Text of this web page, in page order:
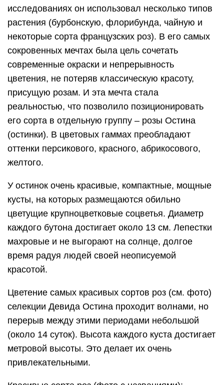
исследованиях он использовал несколько типов
растения (бурбонскую, флорибунда, чайную и
некоторые сорта французских роз). В его самых
сокровенных мечтах была цель сочетать
современные окраски и непрерывность
цветения, не потеряв классическую красоту,
присущую розам. И эта мечта стала
реальностью, что позволило позиционировать
его сорта в отдельную группу – розы Остина
(остинки). В цветовых гаммах преобладают
оттенки персикового, красного, абрикосового,
желтого.
У остинок очень красивые, компактные, мощные
кусты, на которых размещаются обильно
цветущие крупноцветковые соцветья. Диаметр
каждого бутона достигает около 13 см. Лепестки
махровые и не выгорают на солнце, долгое
время радуя людей своей неописуемой
красотой.
Цветение самых красивых сортов роз (см. фото)
селекции Девида Остина проходит волнами, но
перерыв между этими периодами небольшой
(около 14 суток). Высота каждого куста достигает
метровой высоты. Это делает их очень
привлекательными.